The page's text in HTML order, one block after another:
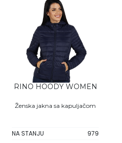
RINO HOODY WOMEN
Ženska jakna sa kapuljačom
NA STANJU 979